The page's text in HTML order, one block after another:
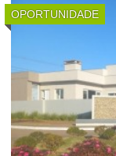
OPORTUNIDADE